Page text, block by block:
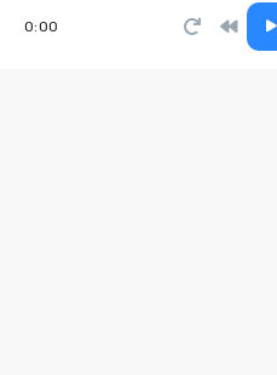
LaF1ame, Yokv
0:00